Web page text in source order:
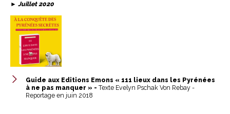
► Juillet 2020
Guide aux Editions Emons « 111 lieux dans les Pyrénées
à ne pas manquer » - Texte Evelyn Pschak Von Rebay -
Reportage en juin 2018